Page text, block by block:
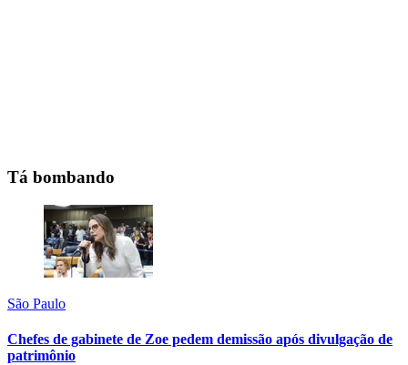
Tá bombando
São Paulo
Chefes de gabinete de Zoe pedem demissão após divulgação de
patrimônio